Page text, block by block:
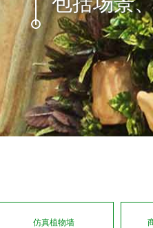
仿真植物墙